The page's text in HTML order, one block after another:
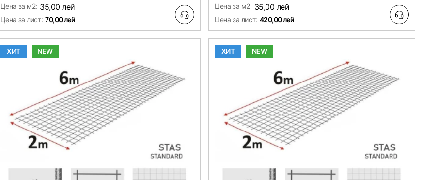
Цена за м2: 35,00 лей
Цена за лист: 70,00 лей
Цена за м2: 35,00 лей
Цена за лист: 420,00 лей
ХИТ NEW ХИТ NEW